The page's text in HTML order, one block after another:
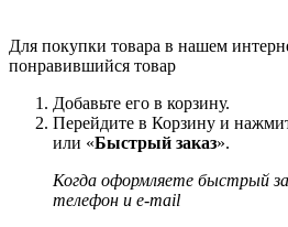
Для покупки товара в нашем
понравившийся товар
Добавьте его в корзину.
Перейдите в Корзину и
или «Быстрый заказ».
Когда оформляете быстрый
телефон и e-mail